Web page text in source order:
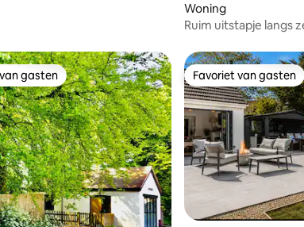
4,99 uit 5, 145 recensies Woning
Ruim uitstapje langs
van 4,99 uit 5, 170 recensies
gasten
gasten Favoriet van gasten
Favoriet van gasten